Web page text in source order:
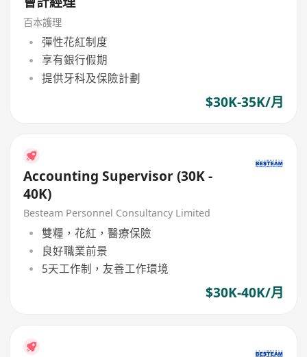
百本護理
彈性花紅制度
享有銀行假期
提供牙科及保險計劃
$30K-35K/月
Accounting Supervisor (30K -
40K)
Besteam Personnel Consultancy Limited
雙糧，花紅，醫療保險
良好職業前景
5天工作制，友善工作環境
$30K-40K/月